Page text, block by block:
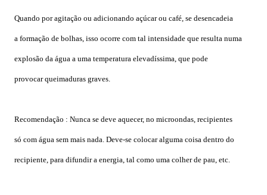
Quando por agitação ou adicionando açúcar ou café, se desencadeia
a formação de bolhas, isso ocorre com tal intensidade que resulta numa
explosão da água a uma temperatura elevadíssima, que pode
provocar queimaduras graves.
Recomendação : Nunca se deve aquecer, no microondas, recipientes
só com água sem mais nada. Deve-se colocar alguma coisa dentro do
recipiente, para difundir a energia, tal como uma colher de pau, etc.